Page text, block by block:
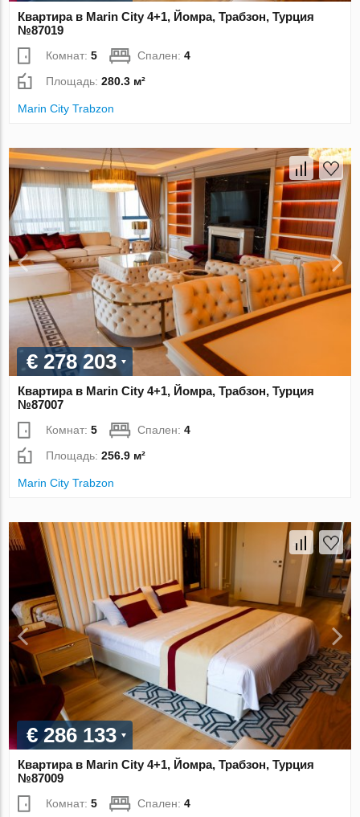
Квартира в Marin City 4+1, Йомра, Трабзон, Турция
№87019
Комнат:5 Спален:4
Площадь:280.3 м²
Marin City Trabzon
€ 278 203
Квартира в Marin City 4+1, Йомра, Трабзон, Турция
№87007
Комнат:5 Спален:4
Площадь:256.9 м²
Marin City Trabzon
€ 286 133
Квартира в Marin City 4+1, Йомра, Трабзон, Турция
№87009
Комнат:5 Спален:4